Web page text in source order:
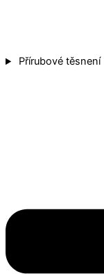
Přírubové těsnení